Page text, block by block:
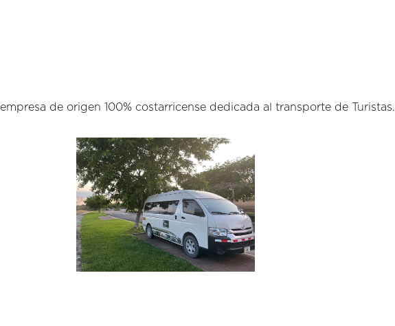
de origen 100% costarricense dedicada al transporte de Turistas.